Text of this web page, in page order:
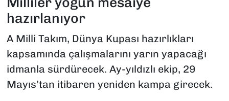
hazırlanıyor
A Milli Takım, Dünya Kupası hazırlıkları
kapsamında çalışmalarını yarın yapacağı
idmanla sürdürecek. Ay-yıldızlı ekip, 29
Mayıs’tan itibaren yeniden kampa girecek.